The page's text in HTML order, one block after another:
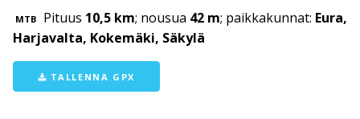
MTB Pituus 10,5 km; nousua 42 m; paikkakunnat: Eura,
Harjavalta, Kokemäki, Säkylä
TALLENNA GPX